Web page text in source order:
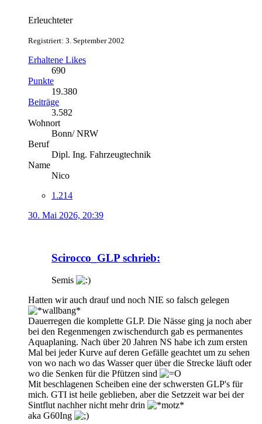
Erleuchteter
Registriert: 3. September 2002
Erhaltene Likes
690
Punkte
19.380
Beiträge
3.582
Wohnort
Bonn/ NRW
Beruf
Dipl. Ing. Fahrzeugtechnik
Name
Nico
1.214
30. Mai 2026, 20:39
Scirocco_GLP schrieb:
Semis
Hatten wir auch drauf und noch NIE so falsch gelegen
Dauerregen die komplette GLP. Die Nässe ging ja noch aber
bei den Regenmengen zwischendurch gab es permanentes
Aquaplaning. Nach über 20 Jahren NS habe ich zum ersten
Mal bei jeder Kurve auf deren Gefälle geachtet um zu sehen
von wo nach wo das Wasser quer über die Strecke läuft oder
wo die Senken für die Pfützen sind
Mit beschlagenen Scheiben eine der schwersten GLP's für
mich. GTI ist heile geblieben, aber die Setzzeit war bei der
Sintflut nachher nicht mehr drin
aka G60Ing